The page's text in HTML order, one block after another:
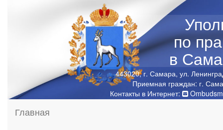
по
в
443020, г. Самара, ул.
Приемная граждан: г.
Контакты в Интернет:
Главная